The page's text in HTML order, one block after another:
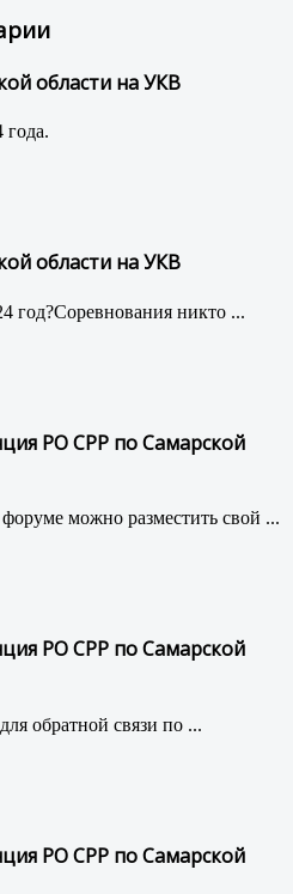
области на УКВ
года.
области на УКВ
год?Соревнования никто ...
РО СРР по Самарской
можно разместить свой ...
РО СРР по Самарской
обратной связи по ...
РО СРР по Самарской